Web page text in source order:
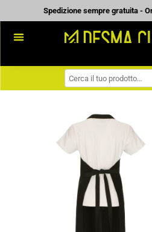
al
contenuto
Spedizione sempre gratuita -
WORKWEAR
PREVENTIVI
CHI SIAMO